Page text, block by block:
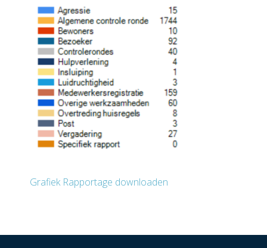
Grafiek Rapportage downloaden